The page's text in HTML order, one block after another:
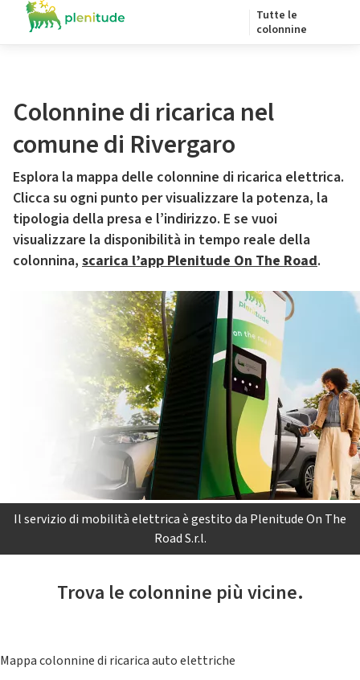
Tutte le
colonnine
Colonnine di ricarica nel
comune di Rivergaro
Esplora la mappa delle colonnine di ricarica elettrica.
Clicca su ogni punto per visualizzare la potenza, la
tipologia della presa e l’indirizzo. E se vuoi
visualizzare la disponibilità in tempo reale della
colonnina, scarica l’app Plenitude On The Road.
Il servizio di mobilità elettrica è gestito da Plenitude On The
Road S.r.l.
Trova le colonnine più vicine.
Mappa colonnine di ricarica auto elettriche